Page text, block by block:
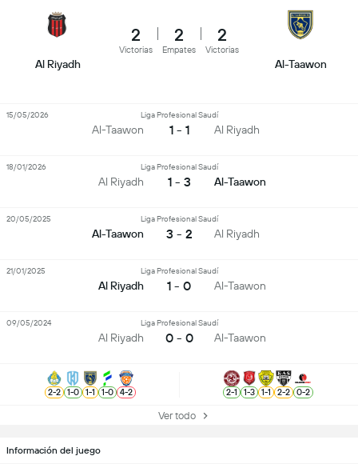
Información del juego
Al Riyadh
2
Victorias
2
Empates
2
Victorias
Al-Taawon
Al-Taawon
Liga Profesional Saudí
1 - 1 Al Riyadh
15/05/2026
Al Riyadh
Liga Profesional Saudí
1 - 3 Al-Taawon
18/01/2026
Al-Taawon
Liga Profesional Saudí
3 - 2 Al Riyadh
20/05/2025
Al Riyadh
Liga Profesional Saudí
1 - 0 Al-Taawon
21/01/2025
Al Riyadh
Liga Profesional Saudí
0 - 0 Al-Taawon
09/05/2024
2-2 1-0 1-1 1-0 4-2 2-1 1-3 1-1 2-2 0-2
Ver todo